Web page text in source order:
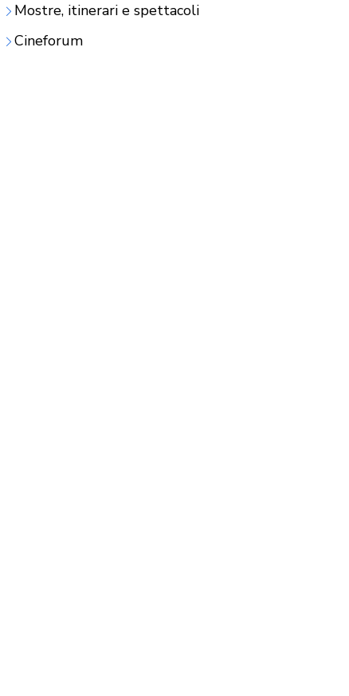
Mostre, itinerari e spettacoli
Cineforum